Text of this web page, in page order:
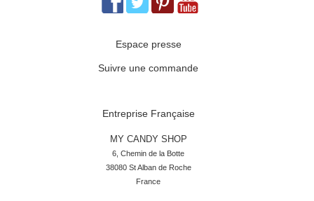
Espace presse
Suivre une commande
Entreprise Française
MY CANDY SHOP
6, Chemin de la Botte
38080 St Alban de Roche
France